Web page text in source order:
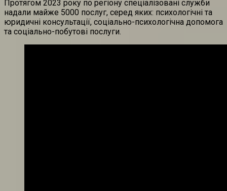
Протягом 2023 року по регіону спеціалізовані служби
надали майже 5000 послуг, серед яких: психологічні та
юридичні консультації, соціально-психологічна допомога
та соціально-побутові послуги.